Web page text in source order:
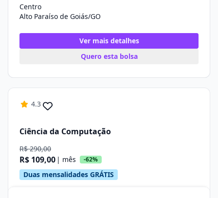
Centro
Alto Paraíso de Goiás/GO
Ver mais detalhes
Quero esta bolsa
4.3
Ciência da Computação
R$ 290,00
R$ 109,00 | mês -62%
Duas mensalidades GRÁTIS